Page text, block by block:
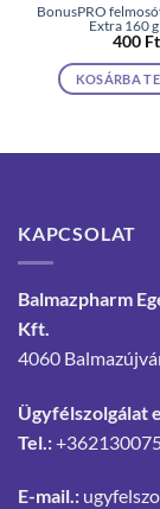
BonusPRO
Extra 160
400 Ft
KOSÁRBA
KAPCSOLAT
Balmazpharm
Kft.
4060
Ügyfélszolgálat
Tel.:
E-mail.: